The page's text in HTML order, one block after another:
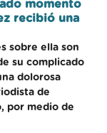
momento
recibió una
sobre ella son
su complicado
dolorosa
de
por medio de